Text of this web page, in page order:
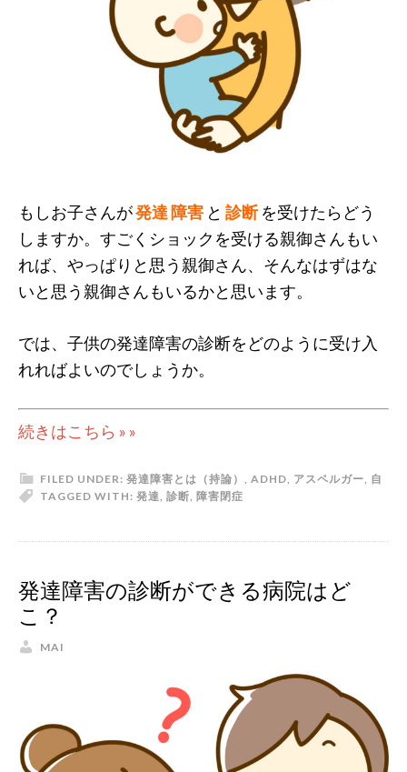
もしお子さんが発達 障害 と 診断を受けたらどう
しますか。すごくショックを受ける親御さんもい
れば、やっぱりと思う親御さん、そんなはずはな
いと思う親御さんもいるかと思います。
では、子供の発達障害の診断をどのように受け入
れればよいのでしょうか。
続きはこちら » »
FILED UNDER: 発達障害とは（持論） , ADHD, アスペルガー, 自
閉症
TAGGED WITH: 発達, 診断, 障害
発達障害の診断ができる病院はど
こ？
MAI